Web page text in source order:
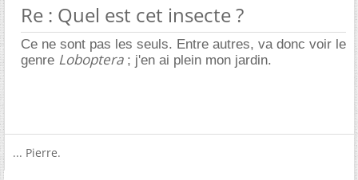
Re : Quel est cet insecte ?
Ce ne sont pas les seuls. Entre autres, va donc voir le
genre Loboptera; j'en ai plein mon jardin.
... Pierre.